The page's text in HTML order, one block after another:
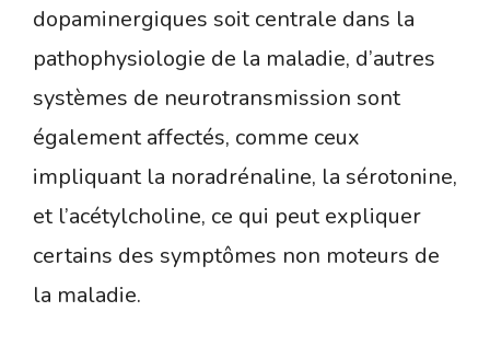
dopaminergiques soit centrale dans la
pathophysiologie de la maladie, d’autres
systèmes de neurotransmission sont
également affectés, comme ceux
impliquant la noradrénaline, la sérotonine,
et l’acétylcholine, ce qui peut expliquer
certains des symptômes non moteurs de
la maladie.